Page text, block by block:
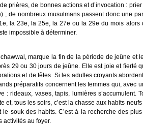
prières, de bonnes actions et d’invocation :
; de nombreux musulmans passent donc une
la 23e, la 25e, la 27e ou la 29e du mois
impossible à déterminer.
chawwal, marque la fin de la période de jeûne
29 ou 30 jours de jeûne. Elle est joie et
et de fêtes. Si les adultes croyants
préparatifs concernent les femmes qui,
: rideaux, vases, tapis, lumières
et, tous les soirs, c’est la chasse aux habits
souk des habits. C’est à la recherche des
activités au foyer.